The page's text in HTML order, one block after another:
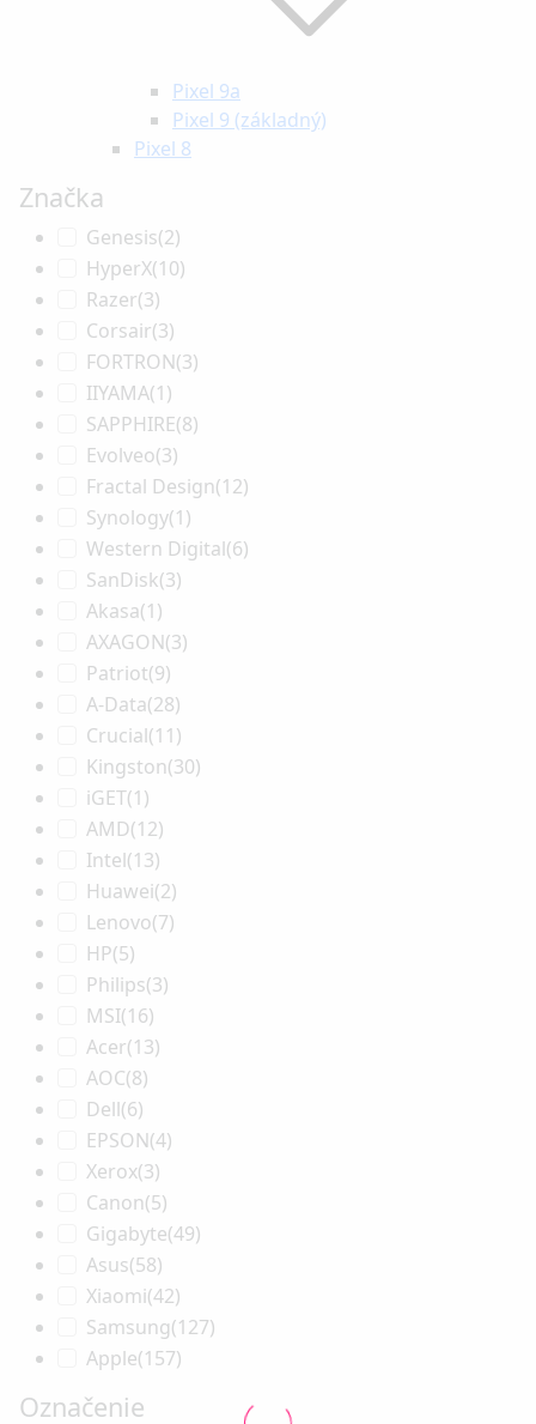
Pixel 9a
Pixel 9 (základný)
Pixel 8
Značka
Genesis(2)
HyperX(10)
Razer(3)
Corsair(3)
FORTRON(3)
IIYAMA(1)
SAPPHIRE(8)
Evolveo(3)
Fractal Design(12)
Synology(1)
Western Digital(6)
SanDisk(3)
Akasa(1)
AXAGON(3)
Patriot(9)
A-Data(28)
Crucial(11)
Kingston(30)
iGET(1)
AMD(12)
Intel(13)
Huawei(2)
Lenovo(7)
HP(5)
Philips(3)
MSI(16)
Acer(13)
AOC(8)
Dell(6)
EPSON(4)
Xerox(3)
Canon(5)
Gigabyte(49)
Asus(58)
Xiaomi(42)
Samsung(127)
Apple(157)
Označenie